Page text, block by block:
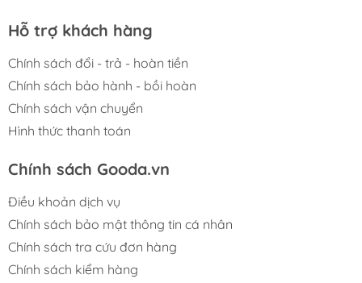
Hỗ trợ khách hàng
Chính sách đổi - trả - hoàn tiền
Chính sách bảo hành - bồi hoàn
Chính sách vận chuyển
Hình thức thanh toán
Chính sách Gooda.vn
Điều khoản dịch vụ
Chính sách bảo mật thông tin cá nhân
Chính sách tra cứu đơn hàng
Chính sách kiểm hàng